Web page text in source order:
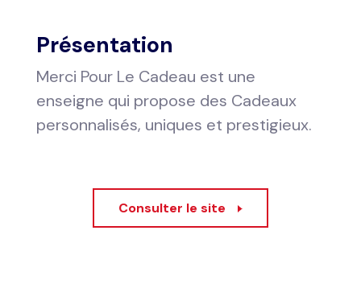
Présentation
Merci Pour Le Cadeau est une
enseigne qui propose des Cadeaux
personnalisés, uniques et prestigieux.
Consulter le site